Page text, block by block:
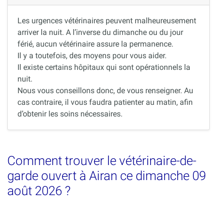
Les urgences vétérinaires peuvent malheureusement
arriver la nuit. A l’inverse du dimanche ou du jour
férié, aucun vétérinaire assure la permanence.
Il y a toutefois, des moyens pour vous aider.
Il existe certains hôpitaux qui sont opérationnels la
nuit.
Nous vous conseillons donc, de vous renseigner. Au
cas contraire, il vous faudra patienter au matin, afin
d’obtenir les soins nécessaires.
Comment trouver le vétérinaire-de-
garde ouvert à Airan ce dimanche 09
août 2026 ?